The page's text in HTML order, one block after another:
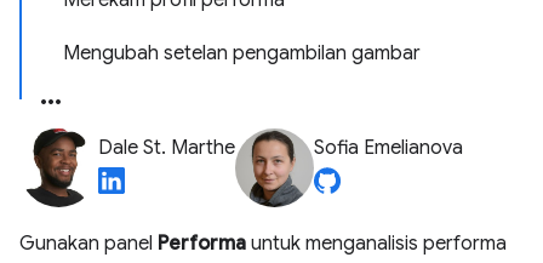
Mengubah setelan pengambilan gambar
Dale St. Marthe Sofia Emelianova
Gunakan panel Performa untuk menganalisis performa